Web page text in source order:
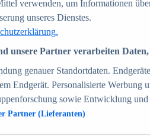
70+
verwenden, um Informationen
unseres Dienstes.
unsere Partner verarbeiten
genauer Standortdaten.
Endgerät. Personalisierte Werbung
sowie Entwicklung
Partner (Lieferanten)